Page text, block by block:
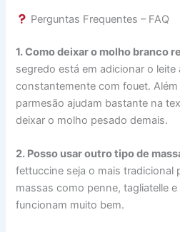
Perguntas Frequentes – FAQ
1. Como deixar o molho branco
segredo está em adicionar o
constantemente com fouet.
parmesão ajudam bastante na
deixar o molho pesado demais.
2. Posso usar outro tipo de
fettuccine seja o mais tradicional
massas como penne, tagliatelle
funcionam muito bem.